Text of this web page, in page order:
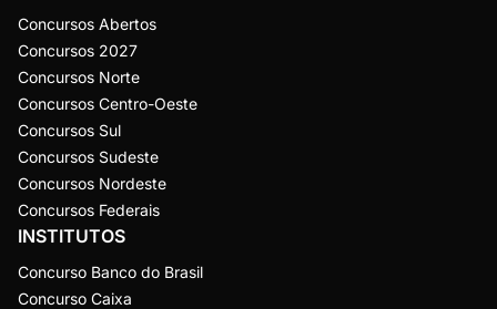
Concursos Abertos
Concursos 2027
Concursos Norte
Concursos Centro-Oeste
Concursos Sul
Concursos Sudeste
Concursos Nordeste
Concursos Federais
INSTITUTOS
Concurso Banco do Brasil
Concurso Caixa